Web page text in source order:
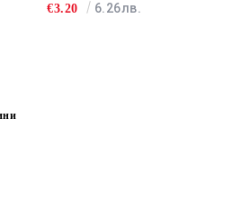
€3.20
6.26лв.